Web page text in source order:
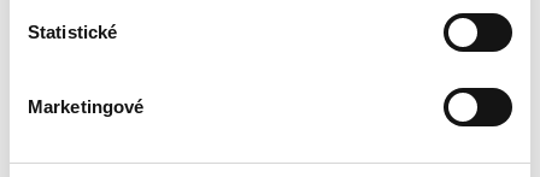
Statistické
Marketingové